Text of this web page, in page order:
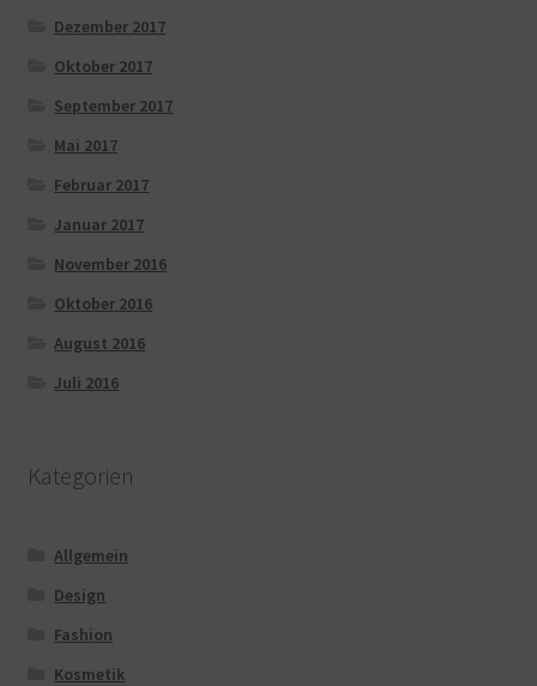
Dezember 2017
Oktober 2017
September 2017
Mai 2017
Februar 2017
Januar 2017
November 2016
Oktober 2016
August 2016
Juli 2016
Kategorien
Allgemein
Design
Fashion
Kosmetik